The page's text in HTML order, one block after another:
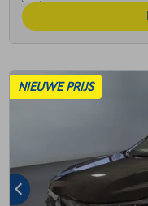
NIEUWE PRIJS